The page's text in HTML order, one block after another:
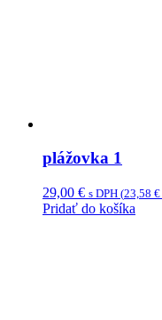
plážovka 1
29,00 € s DPH (23,58 €
Pridať do košíka